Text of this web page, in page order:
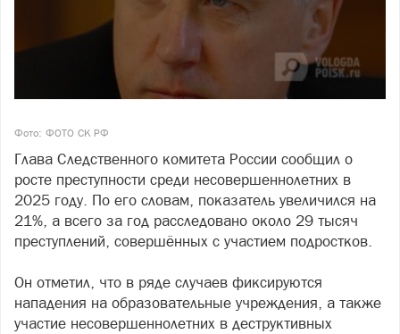
Фото: ФОТО СК РФ
Глава Следственного комитета России сообщил о
росте преступности среди несовершеннолетних в
2025 году. По его словам, показатель увеличился на
21%, а всего за год расследовано около 29 тысяч
преступлений, совершённых с участием подростков.
Он отметил, что в ряде случаев фиксируются
нападения на образовательные учреждения, а также
участие несовершеннолетних в деструктивных